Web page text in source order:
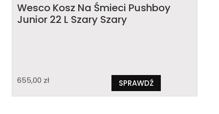
Wesco Kosz Na Śmieci Pushboy
Junior 22 L Szary Szary
655,00 zł SPRAWDŹ